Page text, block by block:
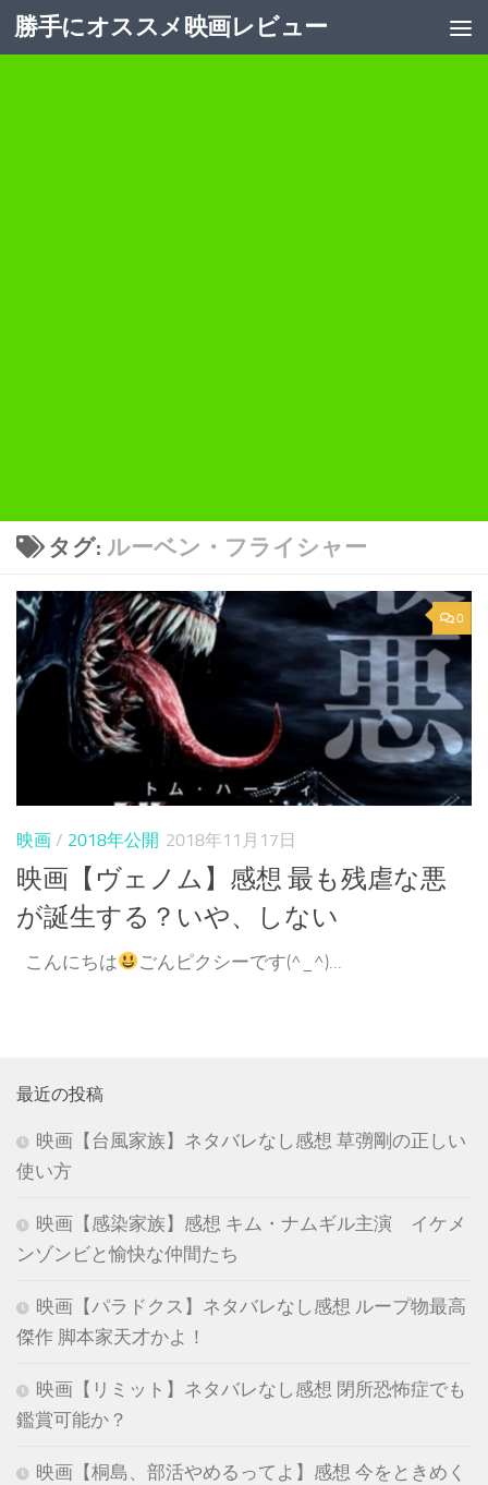
コンテンツへスキップ
勝手にオススメ映画レビュー
タグ: ルーベン・フライシャー
0
映画 / 2018年公開 2018年11月17日
映画【ヴェノム】感想 最も残虐な悪
が誕生する？いや、しない
こんにちは ごんピクシーです(^_^)...
最近の投稿
映画【台風家族】ネタバレなし感想 草彅剛の正しい
使い方
映画【感染家族】感想 キム・ナムギル主演 イケメ
ンゾンビと愉快な仲間たち
映画【パラドクス】ネタバレなし感想 ループ物最高
傑作 脚本家天才かよ！
映画【リミット】ネタバレなし感想 閉所恐怖症でも
鑑賞可能か？
映画【桐島、部活やめるってよ】感想 今をときめく